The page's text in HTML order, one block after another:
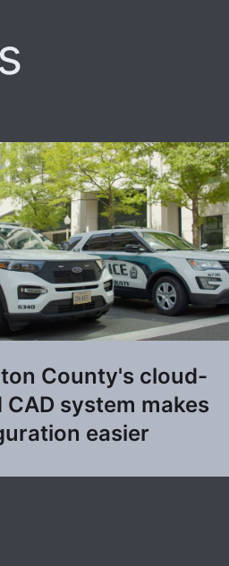
County's cloud-
CAD system makes
easier